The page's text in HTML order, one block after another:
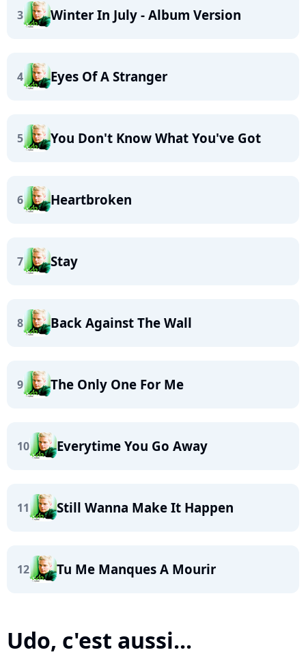
3 Winter In July - Album Version
4 Eyes Of A Stranger
5 You Don't Know What You've Got
6 Heartbroken
7 Stay
8 Back Against The Wall
9 The Only One For Me
10 Everytime You Go Away
11 Still Wanna Make It Happen
12 Tu Me Manques A Mourir
Udo, c'est aussi...